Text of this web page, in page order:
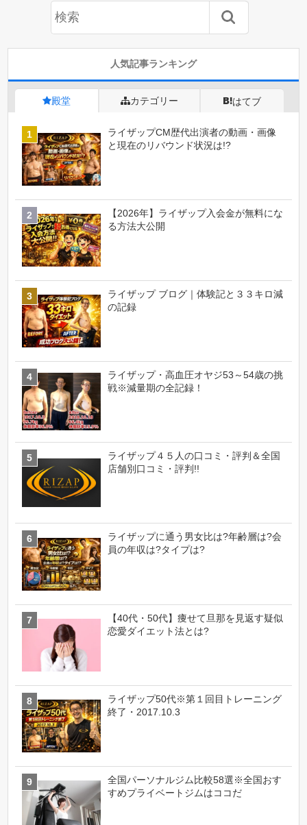
人気記事ランキング
殿堂 カテゴリー はてブ
ライザップCM歴代出演者の動画・画像
と現在のリバウンド状況は!?
【2026年】ライザップ入会金が無料にな
る方法大公開
ライザップ ブログ｜体験記と３３キロ減
の記録
ライザップ・高血圧オヤジ53～54歳の挑
戦※減量期の全記録！
ライザップ４５人の口コミ・評判＆全国
店舗別口コミ・評判!!
ライザップに通う男女比は?年齢層は?会
員の年収は?タイプは?
【40代・50代】痩せて旦那を見返す疑似
恋愛ダイエット法とは?
ライザップ50代※第１回目トレーニング
終了・2017.10.3
全国パーソナルジム比較58選※全国おす
すめプライベートジムはココだ